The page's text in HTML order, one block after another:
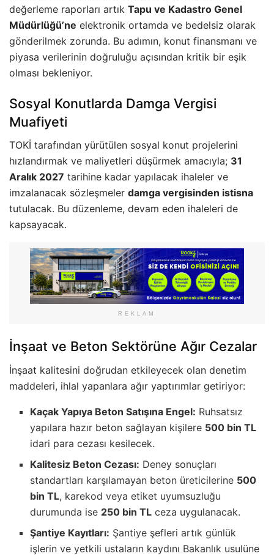
değerleme raporları artık Tapu ve Kadastro Genel
Müdürlüğü’ne elektronik ortamda ve bedelsiz olarak
gönderilmek zorunda. Bu adımın, konut finansmanı ve
piyasa verilerinin doğruluğu açısından kritik bir eşik
olması bekleniyor.
Sosyal Konutlarda Damga Vergisi
Muafiyeti
TOKİ tarafından yürütülen sosyal konut projelerini
hızlandırmak ve maliyetleri düşürmek amacıyla; 31
Aralık 2027 tarihine kadar yapılacak ihaleler ve
imzalanacak sözleşmeler damga vergisinden istisna
tutulacak. Bu düzenleme, devam eden ihaleleri de
kapsayacak.
REKLAM
İnşaat ve Beton Sektörüne Ağır Cezalar
İnşaat kalitesini doğrudan etkileyecek olan denetim
maddeleri, ihlal yapanlara ağır yaptırımlar getiriyor:
Kaçak Yapıya Beton Satışına Engel: Ruhsatsız
yapılara hazır beton sağlayan kişilere 500 bin TL
idari para cezası kesilecek.
Kalitesiz Beton Cezası: Deney sonuçları
standartları karşılamayan beton üreticilerine 500
bin TL, karekod veya etiket uyumsuzluğu
durumunda ise 250 bin TL ceza uygulanacak.
Şantiye Kayıtları: Şantiye şefleri artık günlük
işlerin ve yetkili ustaların kaydını Bakanlık usulüne